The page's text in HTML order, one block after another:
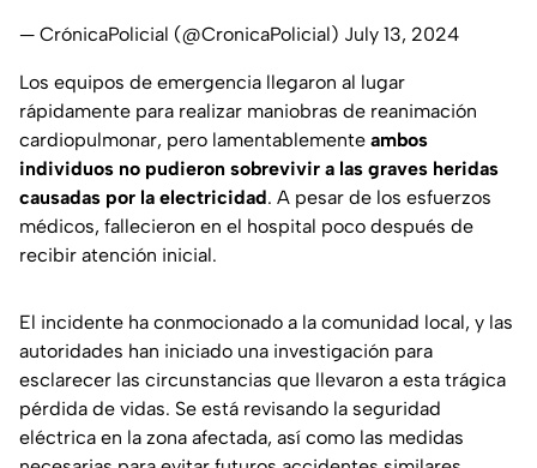
— CrónicaPolicial (@CronicaPolicial) July 13, 2024
Los equipos de emergencia llegaron al lugar
rápidamente para realizar maniobras de reanimación
cardiopulmonar, pero lamentablemente ambos
individuos no pudieron sobrevivir a las graves heridas
causadas por la electricidad. A pesar de los esfuerzos
médicos, fallecieron en el hospital poco después de
recibir atención inicial.
El incidente ha conmocionado a la comunidad local, y las
autoridades han iniciado una investigación para
esclarecer las circunstancias que llevaron a esta trágica
pérdida de vidas. Se está revisando la seguridad
eléctrica en la zona afectada, así como las medidas